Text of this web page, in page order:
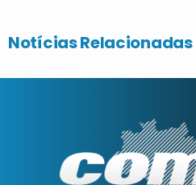
Notícias Relacionadas